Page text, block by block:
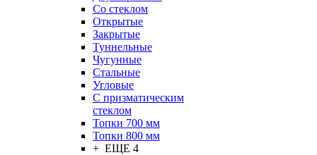
Со стеклом
Открытые
Закрытые
Туннельные
Чугунные
Стальные
Угловые
С призматическим
стеклом
Топки 700 мм
Топки 800 мм
+ ЕЩЕ 4